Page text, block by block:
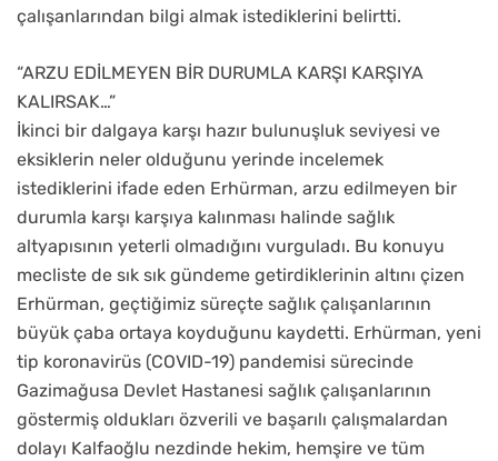
çalışanlarından bilgi almak istediklerini belirtti.
“ARZU EDİLMEYEN BİR DURUMLA KARŞI KARŞIYA
KALIRSAK…”
İkinci bir dalgaya karşı hazır bulunuşluk seviyesi ve
eksiklerin neler olduğunu yerinde incelemek
istediklerini ifade eden Erhürman, arzu edilmeyen bir
durumla karşı karşıya kalınması halinde sağlık
altyapısının yeterli olmadığını vurguladı. Bu konuyu
mecliste de sık sık gündeme getirdiklerinin altını çizen
Erhürman, geçtiğimiz süreçte sağlık çalışanlarının
büyük çaba ortaya koyduğunu kaydetti. Erhürman, yeni
tip koronavirüs (COVID-19) pandemisi sürecinde
Gazimağusa Devlet Hastanesi sağlık çalışanlarının
göstermiş oldukları özverili ve başarılı çalışmalardan
dolayı Kalfaoğlu nezdinde hekim, hemşire ve tüm